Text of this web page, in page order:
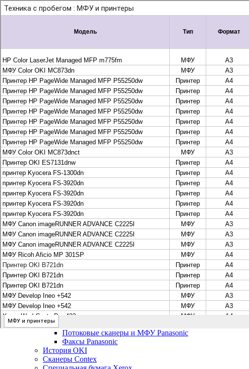
Рассчитать и заказать
Рассчитать и заказать
О компании
История Леком
Производители
Леком
Pantum
UTINET
G&G
ГК “Катюша”
Высокопроизводительные копиры DEVELOP
МФУ, копиры и принтеры KYOCERA
Принтеры и МФУ и факсы Brother
Плоттеры и МФУ Oce
Плоттеры и МФУ Oce
Цифровые системы Oce VarioPrint DP Line
МФУ, сканеры, плоттеры и принтеры Canon
Плоттеры Canon
Принтеры и МФУ Canon
Сканеры Canon
Распродажа картриджей Canon
МФУ, сканеры, плоттеры и принтеры HP
Принтеры и МФУ HP
Плоттеры hp
МФУ, копиры и принтеры OKI
МФУ, копиры и принтеры RICOH
Ремонт и продажа копировальных аппаратов Infotec
Потоковые сканеры, МФУ и факсы Panasonic
Потоковые сканеры и МФУ Panasonic
Факсы Panasonic
История OKI
Сканеры Contex